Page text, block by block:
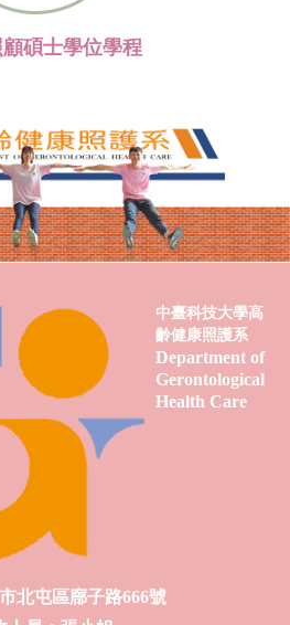
碩士學位學程
中臺科技大學高
齡健康照護系
Department of
Gerontological
Health Care
北屯區廍子路666號